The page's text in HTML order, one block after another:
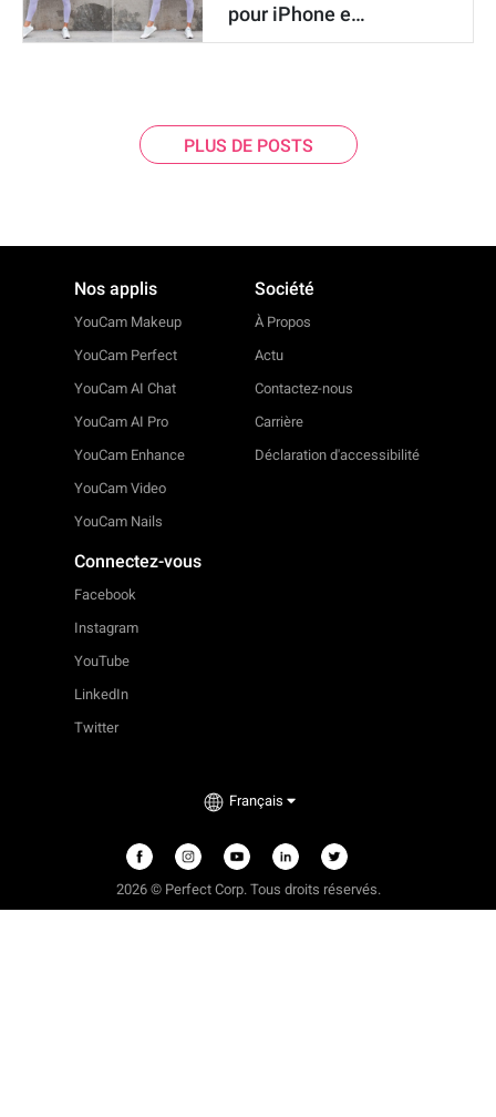
pour iPhone e…
PLUS DE POSTS
Nos applis
YouCam Makeup
YouCam Perfect
YouCam AI Chat
YouCam AI Pro
YouCam Enhance
YouCam Video
YouCam Nails
Société
À Propos
Actu
Contactez-nous
Carrière
Déclaration d'accessibilité
Connectez-vous
Facebook
Instagram
YouTube
LinkedIn
Twitter
Français
2026 © Perfect Corp. Tous droits réservés.